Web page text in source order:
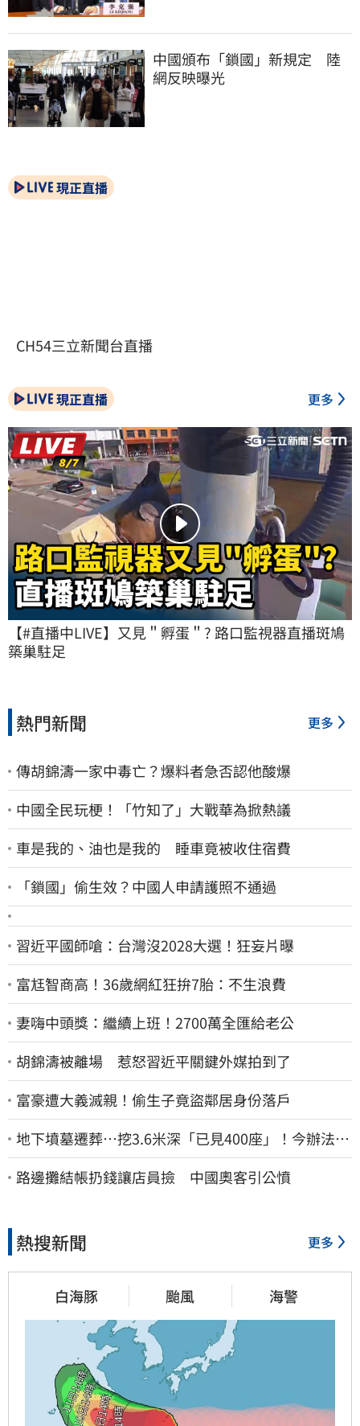
中國頒布「鎖國」新規定　陸
網反映曝光
現正直播
CH54三立新聞台直播
現正直播 更多
【#直播中LIVE】又見＂孵蛋＂? 路口監視器直播斑鳩
築巢駐足
熱門新聞 更多
傳胡錦濤一家中毒亡？爆料者急否認他酸爆
中國全民玩梗！「竹知了」大戰華為掀熱議
車是我的、油也是我的 睡車竟被收住宿費
「鎖國」偷生效？中國人申請護照不通過
習近平國師嗆：台灣沒2028大選！狂妄片曝
富尪智商高！36歲網紅狂拚7胎：不生浪費
妻嗨中頭獎：繼續上班！2700萬全匯給老公
胡錦濤被離場 惹怒習近平關鍵外媒拍到了
富豪遭大義滅親！偷生子竟盜鄰居身份落戶
地下墳墓遷葬…挖3.6米深「已見400座」！今辦法會
安撫祖先
路邊攤結帳扔錢讓店員撿 中國奧客引公憤
熱搜新聞 更多
白海豚 颱風 海警